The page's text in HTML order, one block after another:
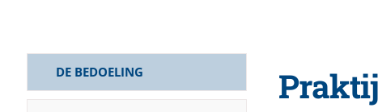
DE BEDOELING